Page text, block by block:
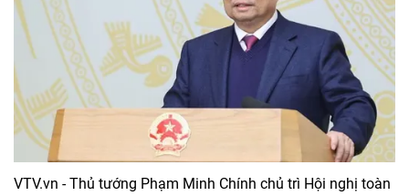
VTV.vn - Thủ tướng Phạm Minh Chính chủ trì Hội nghị toàn